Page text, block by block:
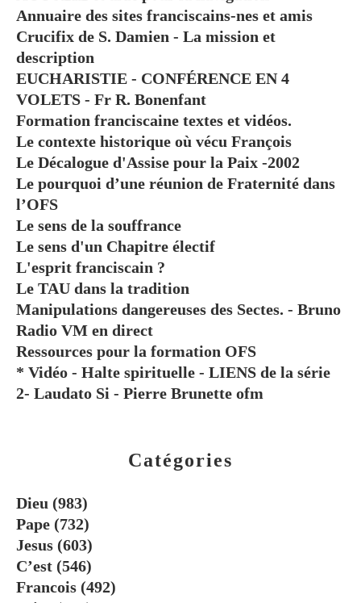
Catégories
Dieu (983)
Pape (732)
Jesus (603)
C’est (546)
Francois (492)
Annuaire des sites franciscains-nes et amis
Crucifix de S. Damien - La mission et
description
EUCHARISTIE - CONFÉRENCE EN 4
VOLETS - Fr R. Bonenfant
Formation franciscaine textes et vidéos.
Le contexte historique où vécu François
Le Décalogue d'Assise pour la Paix -2002
Le pourquoi d’une réunion de Fraternité dans
l’OFS
Le sens de la souffrance
Le sens d'un Chapitre électif
L'esprit franciscain ?
Le TAU dans la tradition
Manipulations dangereuses des Sectes. - Bruno
Radio VM en direct
Ressources pour la formation OFS
* Vidéo - Halte spirituelle - LIENS de la série
2- Laudato Si - Pierre Brunette ofm